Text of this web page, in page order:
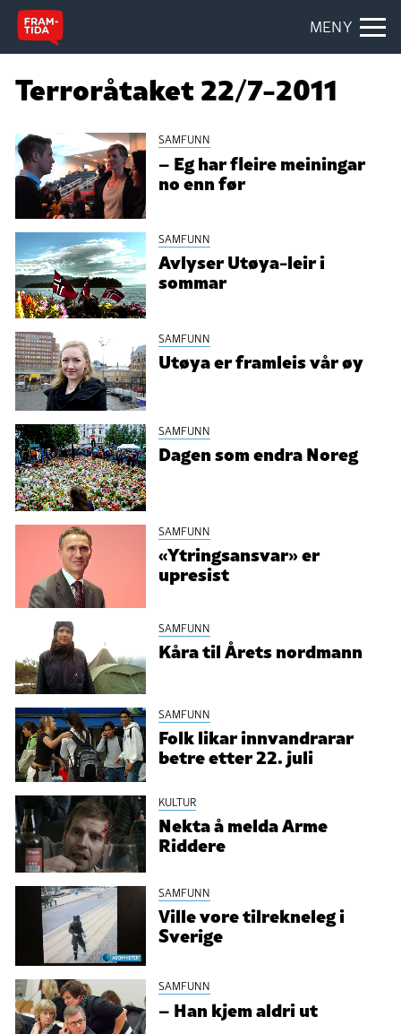
MENY
Terroråtaket 22/7-2011
SAMFUNN
– Eg har fleire meiningar
no enn før
SAMFUNN
Avlyser Utøya-leir i
sommar
SAMFUNN
Utøya er framleis vår øy
SAMFUNN
Dagen som endra Noreg
SAMFUNN
«Ytringsansvar» er
upresist
SAMFUNN
Kåra til Årets nordmann
SAMFUNN
Folk likar innvandrarar
betre etter 22. juli
KULTUR
Nekta å melda Arme
Riddere
SAMFUNN
Ville vore tilrekneleg i
Sverige
SAMFUNN
– Han kjem aldri ut